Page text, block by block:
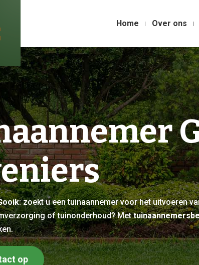
Home Over ons
: zoekt u een tuinaannemer voor het uitvoeren
of tuinonderhoud? Met
op